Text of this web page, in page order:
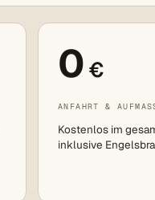
0 €
ANFAHRT &
Kostenlos im
inklusive